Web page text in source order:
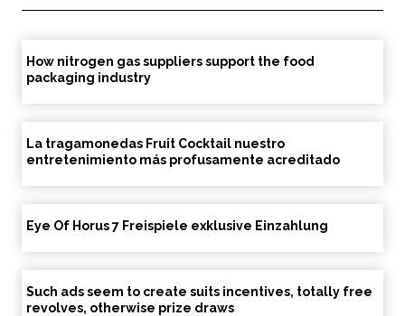
How nitrogen gas suppliers support the food
packaging industry
La tragamonedas Fruit Cocktail nuestro
entretenimiento más profusamente acreditado
Eye Of Horus 7 Freispiele exklusive Einzahlung
Such ads seem to create suits incentives, totally free
revolves, otherwise prize draws